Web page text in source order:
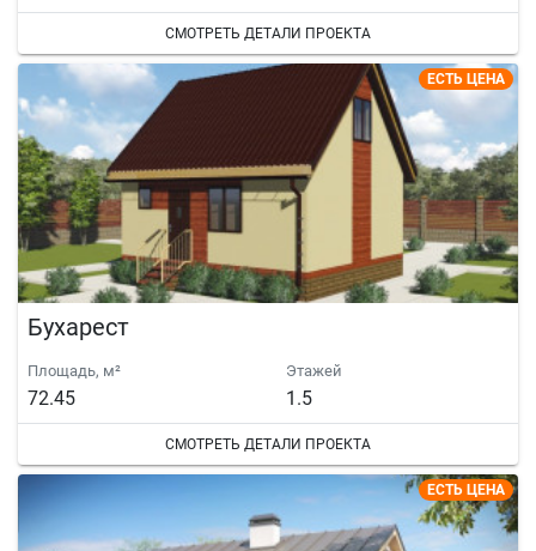
СМОТРЕТЬ ДЕТАЛИ ПРОЕКТА
ЕСТЬ ЦЕНА
Бухарест
Площадь, м²
72.45
Этажей
1.5
СМОТРЕТЬ ДЕТАЛИ ПРОЕКТА
ЕСТЬ ЦЕНА